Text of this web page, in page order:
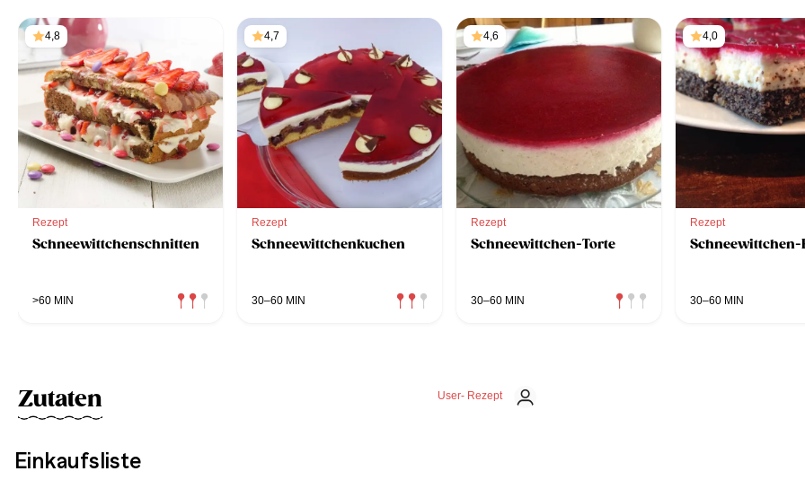
4,8
Rezept
Schneewittchenschnitten
>60 MIN
4,7
Rezept
Schneewittchenkuchen
30–60 MIN
4,6
Rezept
Schneewittchen-Torte
30–60 MIN
4,0
Rezept
Schneewittchen-
30–60 MIN
User- Rezept
Zutaten